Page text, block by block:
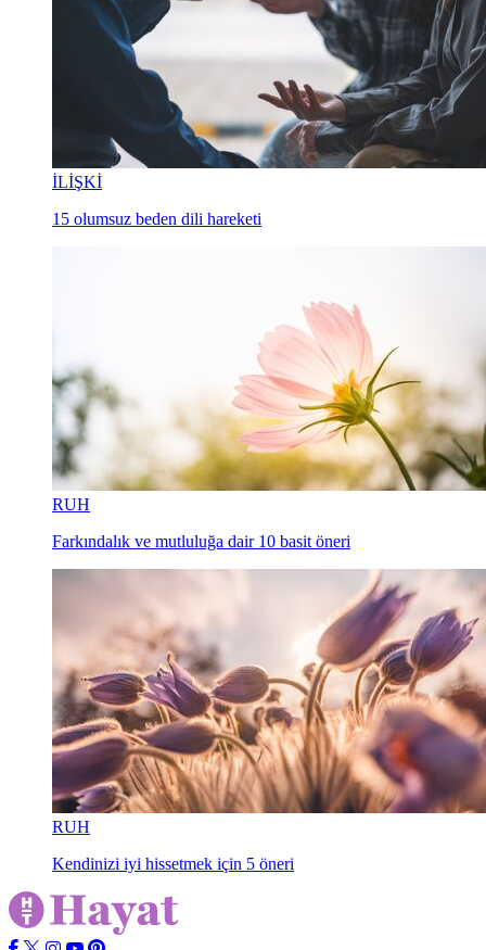
İLİŞKİ
15 olumsuz beden dili hareketi
RUH
Farkındalık ve mutluluğa dair 10 basit öneri
RUH
Kendinizi iyi hissetmek için 5 öneri